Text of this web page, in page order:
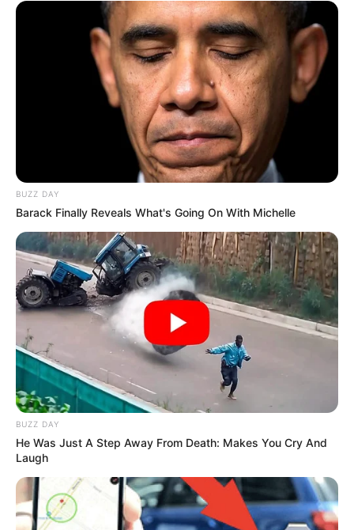
CARROS ELÉCTRICOS
Parqueo gratis en Bogotá:
carros eléctricos también
se podrán cargar
CÓRDOBA
Terminal de Transportes
cerca de 200.000
CARGAR MÁS
TEMAS DESTACADOS
EMERGENCIAS POR LLUVIAS
FUERTES LLUVIAS
LIGA BETPLAY
METRO DE MEDELLÍN
CORTES DE LUZ
FENÓMENO DEL NIÑO
BUZZ DAY
Barack Finally Reveals What's Going On With Michelle
BUZZ DAY
He Was Just A Step Away From Death: Makes You Cry And
Laugh